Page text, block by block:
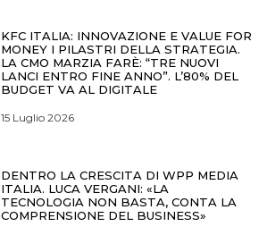
KFC ITALIA: INNOVAZIONE E VALUE FOR
MONEY I PILASTRI DELLA STRATEGIA.
LA CMO MARZIA FARÈ: “TRE NUOVI
LANCI ENTRO FINE ANNO”. L’80% DEL
BUDGET VA AL DIGITALE
15 Luglio 2026
DENTRO LA CRESCITA DI WPP MEDIA
ITALIA. LUCA VERGANI: «LA
TECNOLOGIA NON BASTA, CONTA LA
COMPRENSIONE DEL BUSINESS»